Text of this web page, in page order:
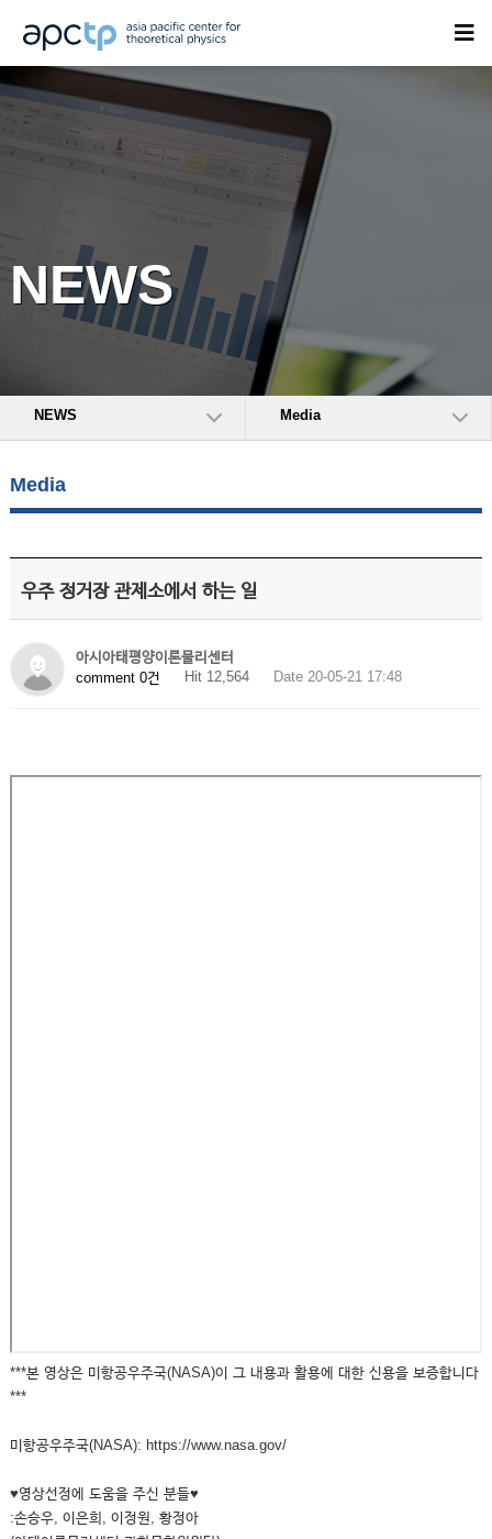
NEWS
NEWS Media
Media
우주 정거장 관제소에서 하는 일
아시아태평양이론물리센터
comment 0건
Hit 12,564 Date 20-05-21 17:48
***본 영상은 미항공우주국(NASA)이 그 내용과 활용에 대한 신용을 보증합니다
***
미항공우주국(NASA): https://www.nasa.gov/
♥영상선정에 도움을 주신 분들♥
:손승우, 이은희, 이정원, 황정아